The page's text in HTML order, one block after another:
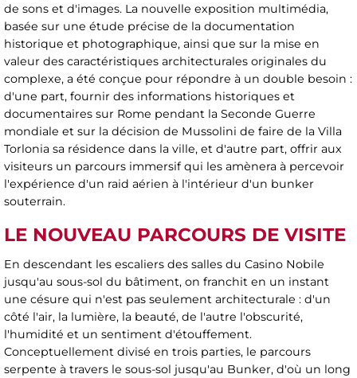
de sons et d'images. La nouvelle exposition multimédia,
basée sur une étude précise de la documentation
historique et photographique, ainsi que sur la mise en
valeur des caractéristiques architecturales originales du
complexe, a été conçue pour répondre à un double besoin :
d'une part, fournir des informations historiques et
documentaires sur Rome pendant la Seconde Guerre
mondiale et sur la décision de Mussolini de faire de la Villa
Torlonia sa résidence dans la ville, et d'autre part, offrir aux
visiteurs un parcours immersif qui les amènera à percevoir
l'expérience d'un raid aérien à l'intérieur d'un bunker
souterrain.
LE NOUVEAU PARCOURS DE VISITE
En descendant les escaliers des salles du Casino Nobile
jusqu'au sous-sol du bâtiment, on franchit en un instant
une césure qui n'est pas seulement architecturale : d'un
côté l'air, la lumière, la beauté, de l'autre l'obscurité,
l'humidité et un sentiment d'étouffement.
Conceptuellement divisé en trois parties, le parcours
serpente à travers le sous-sol jusqu'au Bunker, d'où un long